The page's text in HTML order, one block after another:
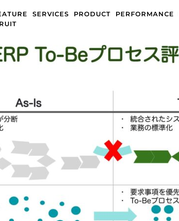
SERVICES PRODUCT PERFORMANCE